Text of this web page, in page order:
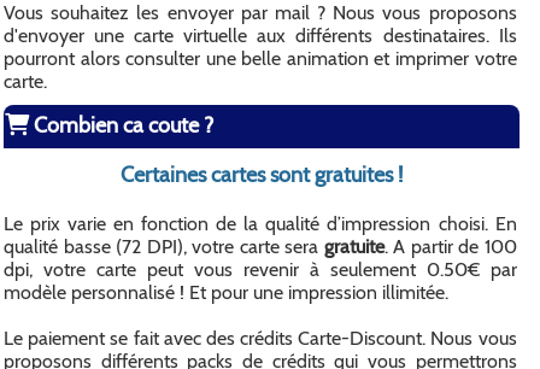
Vous souhaitez les envoyer par mail ? Nous vous proposons
d'envoyer une carte virtuelle aux différents destinataires. Ils
pourront alors consulter une belle animation et imprimer votre
carte.
Combien ca coute ?
Certaines cartes sont gratuites !
Le prix varie en fonction de la qualité d’impression choisi. En
qualité basse (72 DPI), votre carte sera gratuite. A partir de 100
dpi, votre carte peut vous revenir à seulement 0.50€ par
modèle personnalisé ! Et pour une impression illimitée.
Le paiement se fait avec des crédits Carte-Discount. Nous vous
proposons différents packs de crédits qui vous permettrons